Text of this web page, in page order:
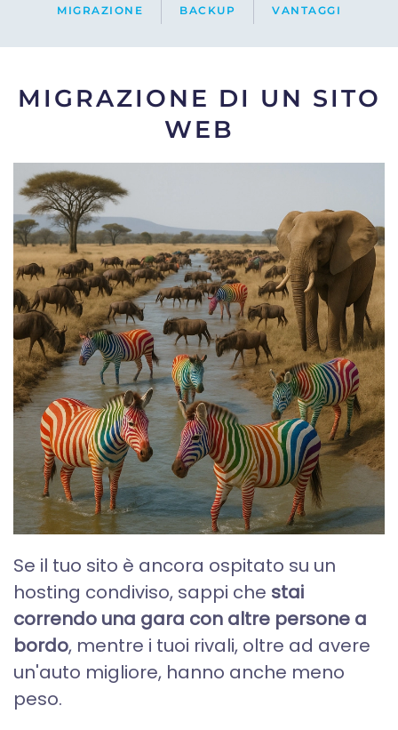
MIGRAZIONE BACKUP VANTAGGI
MIGRAZIONE DI UN SITO
WEB
Se il tuo sito è ancora ospitato su un
hosting condiviso, sappi che stai
correndo una gara con altre persone a
bordo, mentre i tuoi rivali, oltre ad avere
un'auto migliore, hanno anche meno
peso.